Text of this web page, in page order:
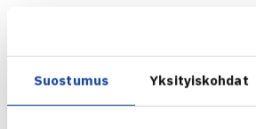
Suostumus Yksityiskohdat
13.-26.1.2014 Melbourne
Miesten nelinpeli
1.kierrosta: Jarkko Nieminen/Dmitry